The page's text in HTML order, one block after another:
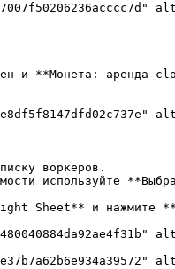
и **Монета: аренда
воркеров.
используйте
Sheet** и нажмите